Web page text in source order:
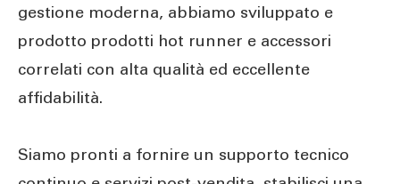
gestione moderna, abbiamo sviluppato e
prodotto prodotti hot runner e accessori
correlati con alta qualità ed eccellente
affidabilità.
Siamo pronti a fornire un supporto tecnico